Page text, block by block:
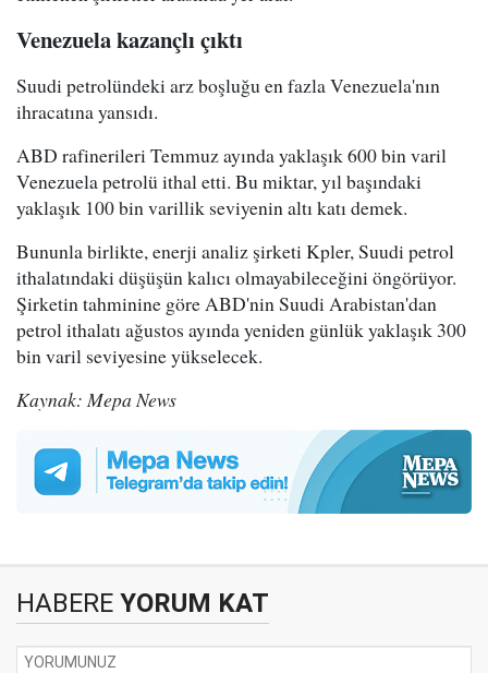
Venezuela kazançlı çıktı
Suudi petrolündeki arz boşluğu en fazla Venezuela'nın
ihracatına yansıdı.
ABD rafinerileri Temmuz ayında yaklaşık 600 bin varil
Venezuela petrolü ithal etti. Bu miktar, yıl başındaki
yaklaşık 100 bin varillik seviyenin altı katı demek.
Bununla birlikte, enerji analiz şirketi Kpler, Suudi petrol
ithalatındaki düşüşün kalıcı olmayabileceğini öngörüyor.
Şirketin tahminine göre ABD'nin Suudi Arabistan'dan
petrol ithalatı ağustos ayında yeniden günlük yaklaşık 300
bin varil seviyesine yükselecek.
Kaynak: Mepa News
HABERE YORUM KAT